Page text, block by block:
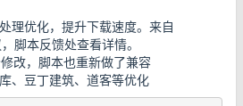
理优化，提升下载速度。来自
脚本反馈处查看详情。
改，脚本也重新做了兼容
、豆丁建筑、道客等优化